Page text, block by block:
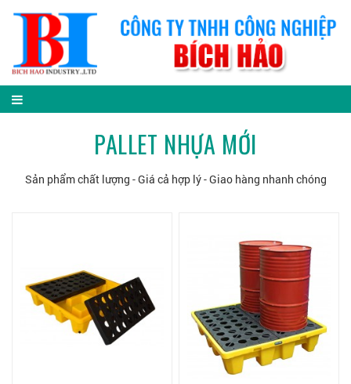
PALLET NHỰA MỚI
Sản phẩm chất lượng - Giá cả hợp lý - Giao hàng nhanh chóng